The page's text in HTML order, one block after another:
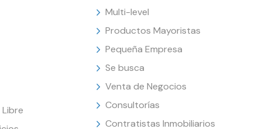
Multi-level
Productos Mayoristas
Pequeña Empresa
Se busca
Venta de Negocios
Consultorías
Contratistas Inmobiliarios